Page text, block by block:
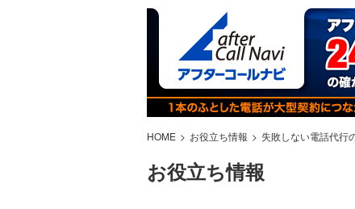
HOME お役立ち情報 失敗しない電話代行
お役立ち情報